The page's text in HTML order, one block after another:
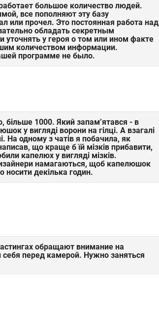
большое количество людей.
все пополняют эту базу
или прочел. Это постоянная работа над
обладать секретным
у героя о том или ином факте
количеством информации.
программе не было.
більше 1000. Який запам’ятався - в
у вигляді ворони на гілці. А взагалі
На одному з чатів я побачила, як
що краще б їй мізків прибавити,
капелюх у вигляді мізків.
намагаються, щоб капелюшок
носити декілька годин.
обращают внимание на
перед камерой. Нужно заняться